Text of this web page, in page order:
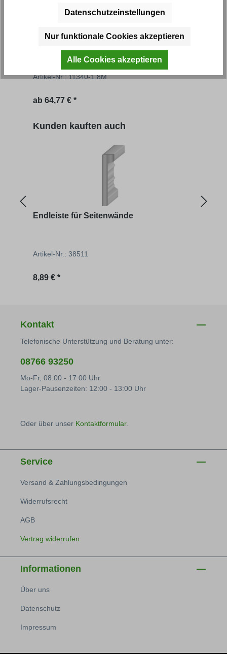
Aufsatzbordwand FS
Artikel-Nr.: 11340-1.8M
Regulärer Preis:
ab 64,77 € *
Produktgalerie überspringen
Kunden kauften auch
Endleiste für Seitenwände
Artikel-Nr.: 38511
Regulärer Preis:
8,89 € *
Kontakt
Telefonische Unterstützung und Beratung unter:
08766 93250
Mo-Fr, 08:00 - 17:00 Uhr
Lager-Pausenzeiten: 12:00 - 13:00 Uhr
Oder über unser Kontaktformular.
Service
Versand & Zahlungsbedingungen
Widerrufsrecht
AGB
Vertrag widerrufen
Informationen
Über uns
Datenschutz
Impressum
Datenschutzeinstellungen
Nur funktionale Cookies akzeptieren
Alle Cookies akzeptieren